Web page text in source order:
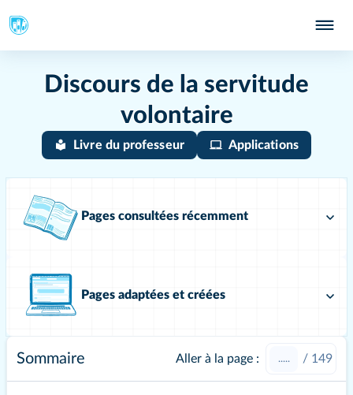
Discours de la servitude
volontaire
Livre du professeur Applications
Pages consultées récemment
Pages adaptées et créées
Sommaire Aller à la page : / 149